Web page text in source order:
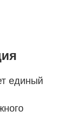
единый